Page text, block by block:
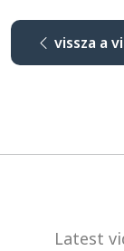
vissza a
Latest